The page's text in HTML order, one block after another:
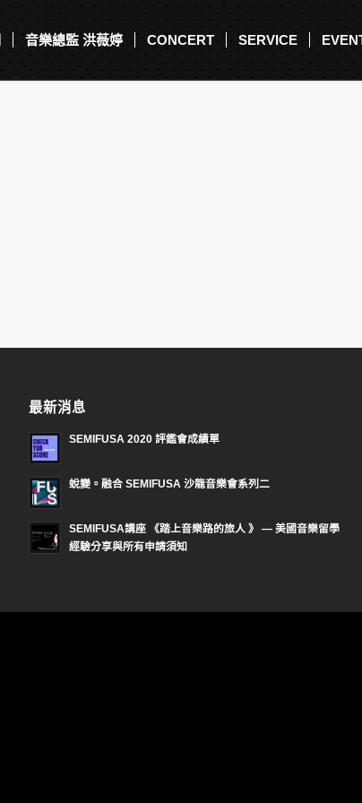
音樂總監 洪薇婷 CONCERT SERVICE
最新消息
SEMIFUSA 2020 評鑑會成績單
蛻變。融合 SEMIFUSA 沙龍音樂會系列二
SEMIFUSA講座 《踏上音樂路的旅人 》 — 美國音樂留學
經驗分享與所有申請須知